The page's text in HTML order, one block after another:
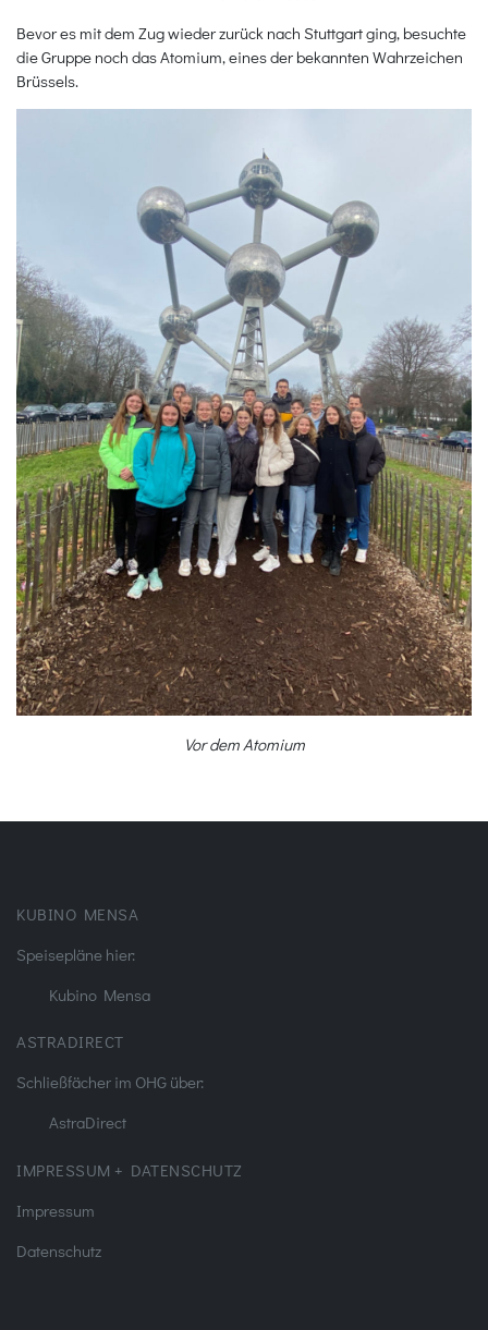
Bevor es mit dem Zug wieder zurück nach Stuttgart ging, besuchte
die Gruppe noch das Atomium, eines der bekannten Wahrzeichen
Brüssels.
Vor dem Atomium
KUBINO MENSA
Speisepläne hier:
Kubino Mensa
ASTRADIRECT
Schließfächer im OHG über:
AstraDirect
IMPRESSUM + DATENSCHUTZ
Impressum
Datenschutz